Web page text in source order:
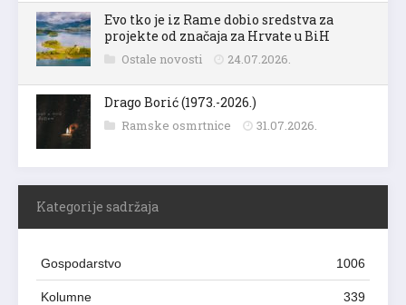
Evo tko je iz Rame dobio sredstva za
projekte od značaja za Hrvate u BiH
Ostale novosti 24.07.2026.
Drago Borić (1973.-2026.)
Ramske osmrtnice 31.07.2026.
Kategorije sadržaja
Gospodarstvo 1006
Kolumne 339